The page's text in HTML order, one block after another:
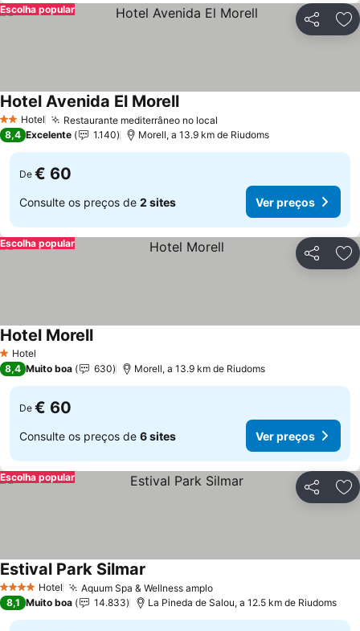
Partilhar
Escolha popular
2 Estrelas
Hotel Restaurante mediterrâneo no local
Hotel Avenida El MorellVer preços
8,4 Excelente 1.140 Morell, a 13.9 km de Riudoms
De € 60
Consulte os preços de 2 sites Ver preços
Partilhar
Escolha popular
1 Estrelas
Hotel
Hotel MorellVer preços
8,4 Muito boa 630 Morell, a 13.9 km de Riudoms
De € 60
Consulte os preços de 6 sites Ver preços
Partilhar
Escolha popular
4 EstrelasHotel Aquum Spa & Wellness amploVer preços
Estival Park Silmar
8,1 Muito boa 14.833 La Pineda de Salou, a 12.5 km de Riudoms